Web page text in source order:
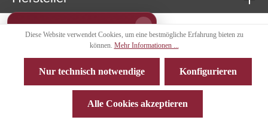
© 2026 Kosmetikshop Gabi Leunig - with by
* Alle Preise inkl. gesetzl. Mehrwertsteuer zzgl. Versandkostenund ggf.
Nachnahmegebühren, wenn nicht anders angegeben.
Diese Website verwendet Cookies, um eine bestmögliche Erfahrung bieten zu
können. Mehr Informationen ...
Nur technisch notwendige Konfigurieren
Alle Cookies akzeptieren
20%
auf alle
Kosmetikprodukte
Rabatt wird im Warenkorb abgezogen
−